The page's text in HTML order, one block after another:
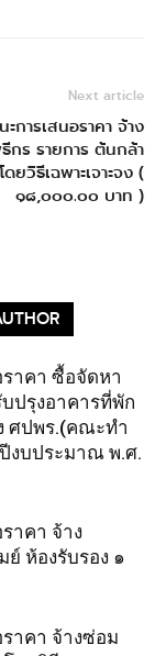
Next article
การเสนอราคา จ้าง
กร รายการ ต้นกล้า
ยวิธีเฉพาะเจาะจง (
๑๘,๐๐๐.๐๐ บาท )
าคา ซื้อจัดหา
ปรุงอาคารที่พัก
ศปพร.(คณะทำ
งบประมาณ พ.ศ.
าคา จ้าง
ห้องรับรอง ๑
าคา จ้างซ่อม